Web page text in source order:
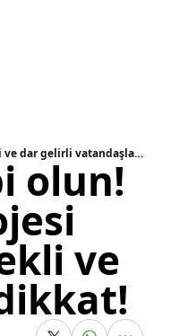
Aidat öder gibi ev sahibi olun! TOKİ'nin yeni konut projesi için tarih belli oldu! Emekli ve dar gelirli vatandaşlar dikkat!
olun!
ve